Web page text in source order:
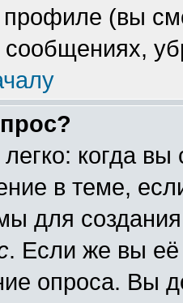
(вы
когда
в теме,
для
. Если же вы её
опроса. Вы